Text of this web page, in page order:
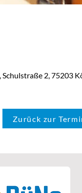
2, 75203
Zurück zur